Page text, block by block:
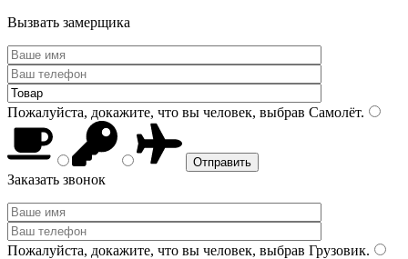
Вызвать замерщика
Пожалуйста, докажите, что вы человек, выбрав Самолёт.
Заказать звонок
Пожалуйста, докажите, что вы человек, выбрав Грузовик.